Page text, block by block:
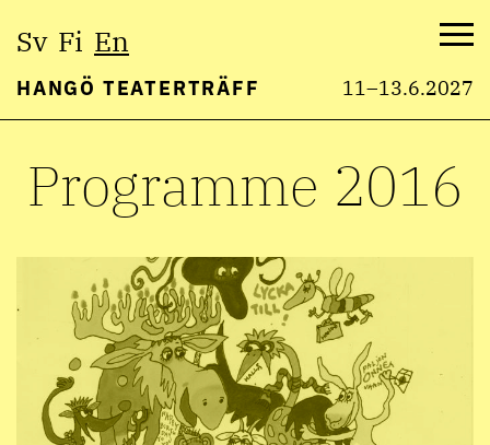
content
Sv Fi En
HANGÖ TEATERTRÄFF 11–13.6.2027
Programme 2016